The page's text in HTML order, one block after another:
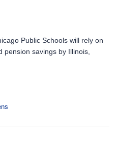
Public Schools will rely on
savings by Illinois,